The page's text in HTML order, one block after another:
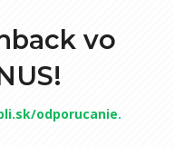
vo
odporucanie.